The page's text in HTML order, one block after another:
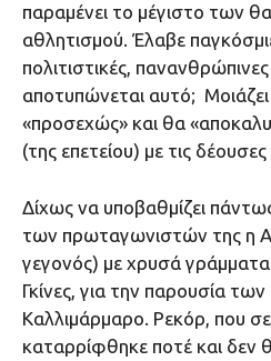
παραμένει το μέγιστο των
αθλητισμού. Έλαβε
πολιτιστικές,
αποτυπώνεται αυτό;
«προσεχώς» και θα
(της επετείου) με τις
Δίχως να υποβαθμίζει
των πρωταγωνιστών της η
γεγονός) με χρυσά
Γκίνες, για την παρουσία
Καλλιμάρμαρο. Ρεκόρ, που
καταρρίφθηκε ποτέ και δεν